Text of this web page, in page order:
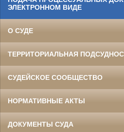
ЭЛЕКТРОННОМ ВИДЕ
О СУДЕ
ТЕРРИТОРИАЛЬНАЯ
СУДЕЙСКОЕ СООБЩЕСТВО
НОРМАТИВНЫЕ АКТЫ
ДОКУМЕНТЫ СУДА